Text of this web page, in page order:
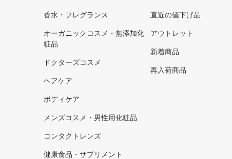
香水・フレグランス
オーガニックコスメ・無添加化
粧品
ドクターズコスメ
ヘアケア
ボディケア
メンズコスメ・男性用化粧品
コンタクトレンズ
健康食品・サプリメント
直近の値下げ品
アウトレット
新着商品
再入荷商品